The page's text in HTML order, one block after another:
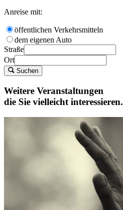
Anreise mit:
öffentlichen Verkehrsmitteln
dem eigenen Auto
Straße
Ort
Suchen
Weitere Veranstaltungen
die Sie vielleicht interessieren.